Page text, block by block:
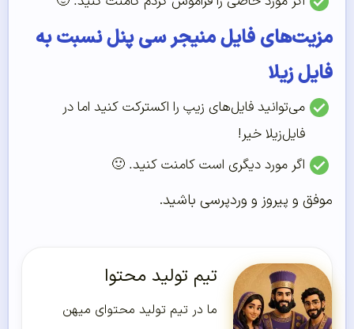
مزیت‌های فایل منیجر سی پنل نسبت به
فایل زیلا
می‌توانید فایل‌های زیپ را اکسترکت کنید اما در
فایل‌زیلا خیر!
اگر مورد دیگری است کامنت کنید. 🙂
موفق و پیروز و وردپرسی باشید.
تیم تولید محتوا
ما در تیم تولید محتوای میهن